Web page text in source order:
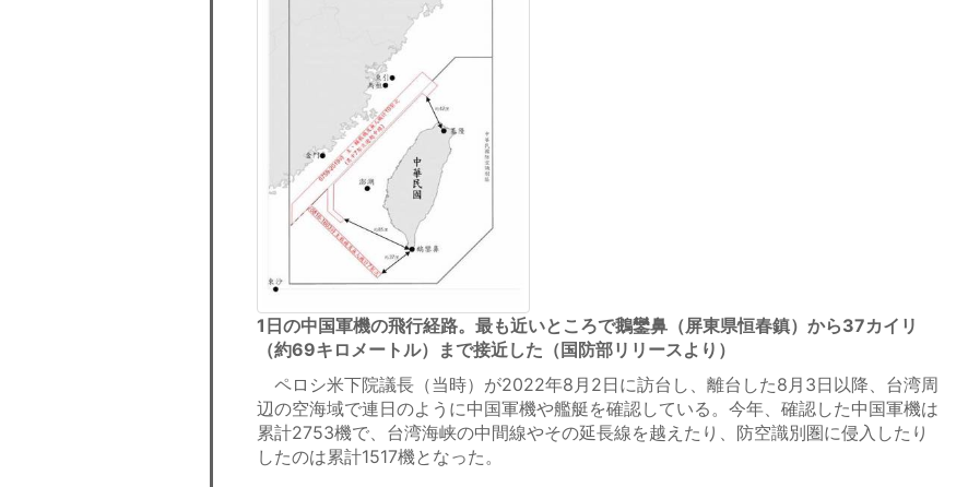
1日の中国軍機の飛行経路。最も近いところで鵝鑾鼻（屏東県恒春鎮）から37カイリ
（約69キロメートル）まで接近した（国防部リリースより）
ペロシ米下院議長（当時）が2022年8月2日に訪台し、離台した8月3日以降、台湾周
辺の空海域で連日のように中国軍機や艦艇を確認している。今年、確認した中国軍機は
累計2753機で、台湾海峡の中間線やその延長線を越えたり、防空識別圏に侵入したり
したのは累計1517機となった。